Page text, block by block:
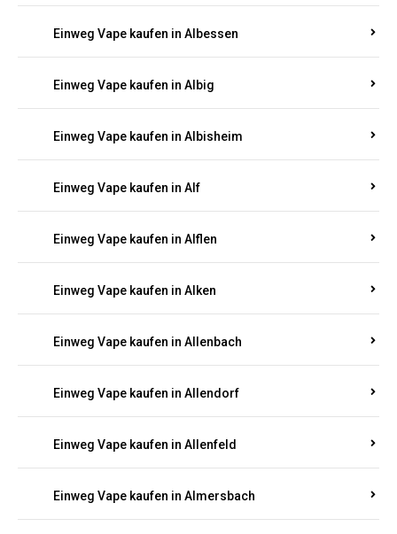
Einweg Vape kaufen in Albessen
Einweg Vape kaufen in Albig
Einweg Vape kaufen in Albisheim
Einweg Vape kaufen in Alf
Einweg Vape kaufen in Alflen
Einweg Vape kaufen in Alken
Einweg Vape kaufen in Allenbach
Einweg Vape kaufen in Allendorf
Einweg Vape kaufen in Allenfeld
Einweg Vape kaufen in Almersbach